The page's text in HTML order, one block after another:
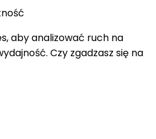
aby analizować ruch na
Czy zgadzasz się na